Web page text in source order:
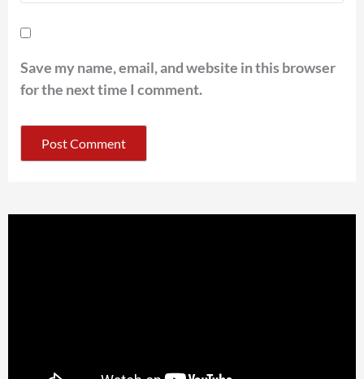
Save my name, email, and website in this browser
for the next time I comment.